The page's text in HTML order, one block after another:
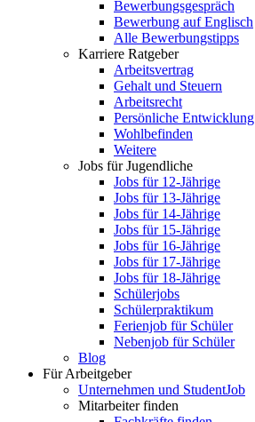
Bewerbungsgespräch
Bewerbung auf Englisch
Alle Bewerbungstipps
Karriere Ratgeber
Arbeitsvertrag
Gehalt und Steuern
Arbeitsrecht
Persönliche Entwicklung
Wohlbefinden
Weitere
Jobs für Jugendliche
Jobs für 12-Jährige
Jobs für 13-Jährige
Jobs für 14-Jährige
Jobs für 15-Jährige
Jobs für 16-Jährige
Jobs für 17-Jährige
Jobs für 18-Jährige
Schülerjobs
Schülerpraktikum
Ferienjob für Schüler
Nebenjob für Schüler
Blog
Für Arbeitgeber
Unternehmen und StudentJob
Mitarbeiter finden